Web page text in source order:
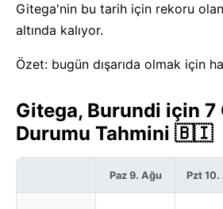
Gitega'nin bu tarih için rekoru
altında kalıyor.
Özet: bugün dışarıda olmak için
Gitega, Burundi için 7
Durumu Tahmini 🇧🇮
Paz 9. Ağu Pzt 10.